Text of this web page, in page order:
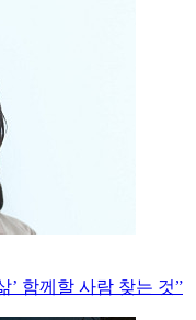
’ 함께할 사람 찾는 것”